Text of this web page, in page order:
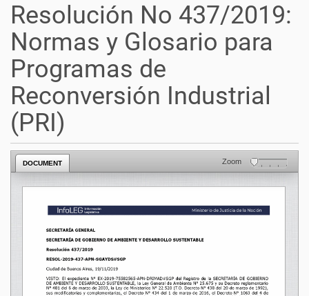
Resolución No 437/2019:
Normas y Glosario para
Programas de
Reconversión Industrial
(PRI)
DOCUMENT Zoom